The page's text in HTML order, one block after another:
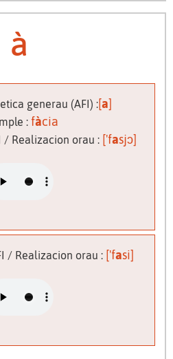
à
generau (AFI) :[a]
: fàcia
/ Realizacion orau : ['fasjɔ]
/ Realizacion orau : ['fasi]